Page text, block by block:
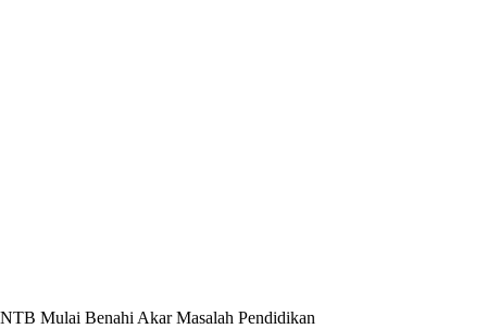
NTB Mulai Benahi Akar Masalah Pendidikan